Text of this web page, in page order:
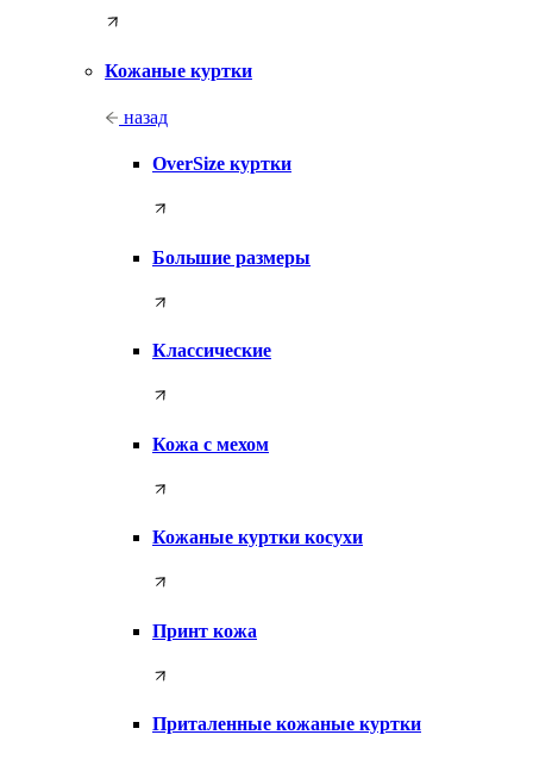
Кожаные куртки
назад
OverSize куртки
Большие размеры
Классические
Кожа с мехом
Кожаные куртки косухи
Принт кожа
Приталенные кожаные куртки